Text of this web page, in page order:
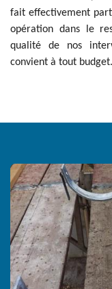
fait effectivement
opération dans le
qualité de nos
convient à tout budget.